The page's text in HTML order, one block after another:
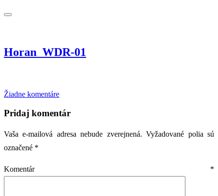
Horan_WDR-01
Žiadne komentárena
01
Pridaj komentár
Vaša e-mailová adresa nebude zverejnená. Vyžadované polia sú
označené *
Komentár *